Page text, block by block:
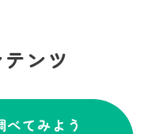
ンツ
べてみよう